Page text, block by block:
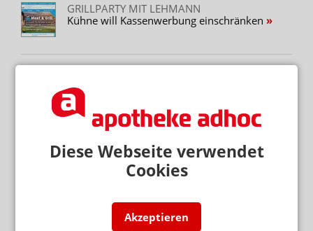
Diese Webseite verwendet
Cookies
Akzeptieren
GRILLPARTY MIT LEHMANN
Kühne will Kassenwerbung einschränken
Mehr zum Thema
STREICHUNG DER ERSTATTUNGSFÄHIGKEIT
Cannabisversorgung: Lob für GKV und KBV
BUNDESREGIERUNG PRÜFT UMSETZUNGSBEDARF
Second-Hand-Medikamente: Wiederabgabe nicht
VERSENDER MISCHEN SCHON MIT
EUDI-Wallet statt Gesundheitskarte: Wann geht’s los?